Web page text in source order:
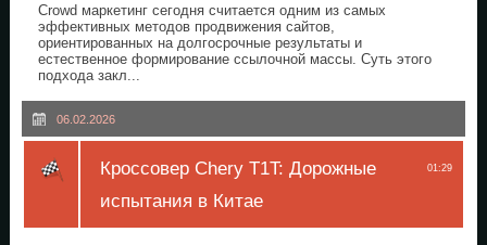
Crowd маркетинг сегодня считается одним из самых
эффективных методов продвижения сайтов,
ориентированных на долгосрочные результаты и
естественное формирование ссылочной массы. Суть этого
подхода закл...
06.02.2026
01:29
Кроссовер Chery T1T: Дорожные
испытания в Китае